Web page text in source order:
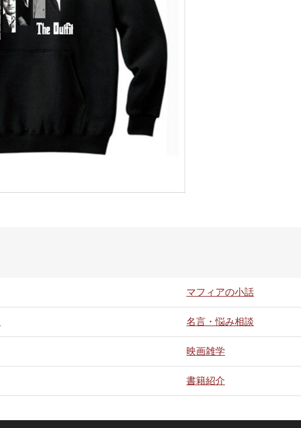
マフィアの小話
名言・悩み相談
映画雑学
書籍紹介